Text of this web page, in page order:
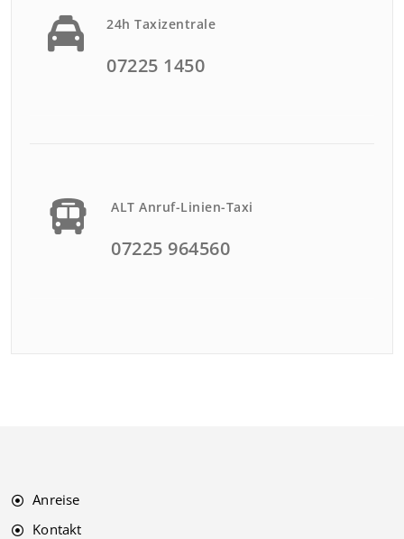
24h Taxizentrale
07225 1450
ALT Anruf-Linien-Taxi
07225 964560
Anreise
Kontakt